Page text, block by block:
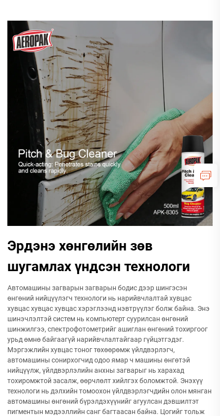
Эрдэнэ хөнгөлийн зөв
шугамлах үндсэн технологи
Автомашины загварын загварын бодис дээр шингэсэн
өнгөний нийцүүлэгч технологи нь нарийвчлалтай хувцас
хувцас хувцас хувцас хэрэглээнд нэвтрүүлэг болж байна. Энэ
шинэчлэлтэй систем нь компьютерт суурилсан өнгөний
шинжилгээ, спектрофотометрийг ашиглан өнгөний тохиргоог
урьд өмнө байгаагүй нарийвчлалтайгаар гүйцэтгэдэг.
Мэргэжлийн хувцас тоног төхөөрөмж үйлдвэрлэгч,
автомашины сонирхогчид одоо ямар ч машины өнгөтэй
нийцүүлж, үйлдвэрлэлийн анхны загварыг нь харахад
тохиромжтой засалж, өөрчлөлт хийлгэх боломжтой. Энэхүү
технологи нь дэлхийн томоохон үйлдвэрлэгчдийн олон мянган
автомашины өнгөний бүрэлдэхүүнийг агуулсан дэвшилтэт
пигментын мэдээллийн санг багтаасан байна. Цогийг тольж